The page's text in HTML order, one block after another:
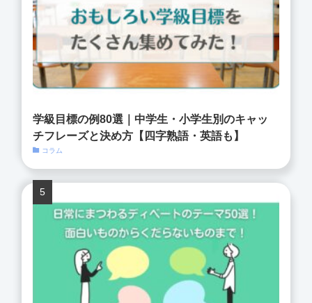
学級目標の例80選｜中学生・小学生別のキャッ
チフレーズと決め方【四字熟語・英語も】
コラム